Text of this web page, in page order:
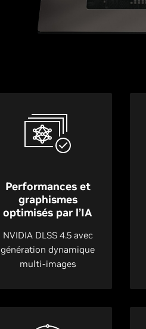
Performances et
graphismes
optimisés par l’IA
NVIDIA DLSS 4.5 avec
génération dynamique
multi-images